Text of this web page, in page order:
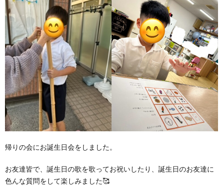
帰りの会にお誕生日会をしました。
お友達皆で、誕生日の歌を歌ってお祝いしたり、誕生日のお友達に
色んな質問をして楽しみました🥰